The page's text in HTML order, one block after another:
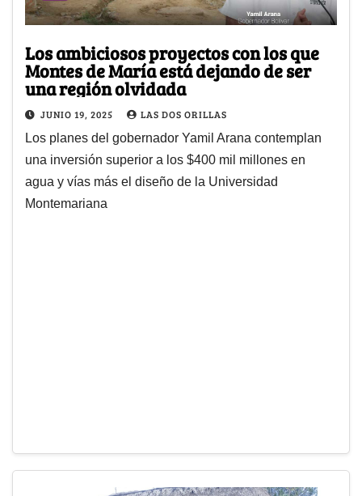
Los ambiciosos proyectos con los que
Montes de María está dejando de ser
una región olvidada
JUNIO 19, 2025 LAS DOS ORILLAS
Los planes del gobernador Yamil Arana contemplan
una inversión superior a los $400 mil millones en
agua y vías más el diseño de la Universidad
Montemariana